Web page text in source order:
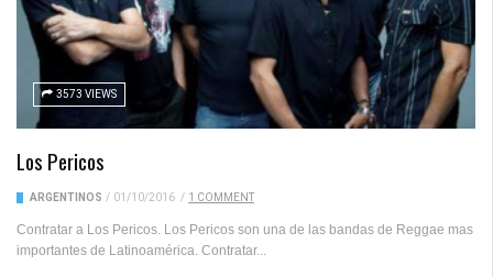
3573 VIEWS
Los Pericos
ARGENTINOS / 01/10/2016 / 1 COMMENT
Contratar a Los Pericos. Los Pericos son una de las bandas de Reggae mas
importantes de Latinoamérica. Contratar...